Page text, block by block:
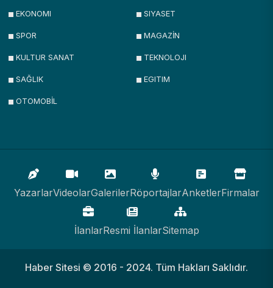
EKONOMI SIYASET
SPOR MAGAZİN
KULTUR SANAT TEKNOLOJI
SAĞLIK EGITIM
OTOMOBİL
YazarlarVideolarGalerilerRöportajlarAnketlerFirmalar
İlanlarResmi İlanlarSitemap
Haber Sitesi © 2016 - 2024. Tüm Hakları Saklıdır.